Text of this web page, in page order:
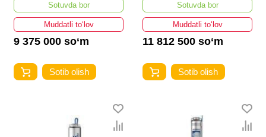
Sotuvda bor
Muddatli to‘lov
9 375 000 so‘m
Sotib olish
Sotuvda bor
Muddatli to‘lov
11 812 500 so‘m
Sotib olish